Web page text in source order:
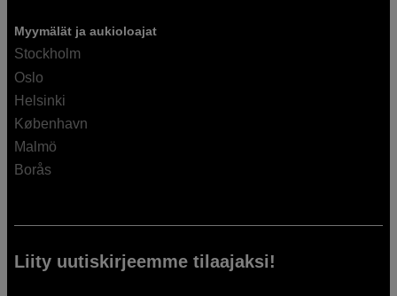
Myymälät ja aukioloajat
Stockholm
Oslo
Helsinki
København
Malmö
Borås
Liity uutiskirjeemme tilaajaksi!